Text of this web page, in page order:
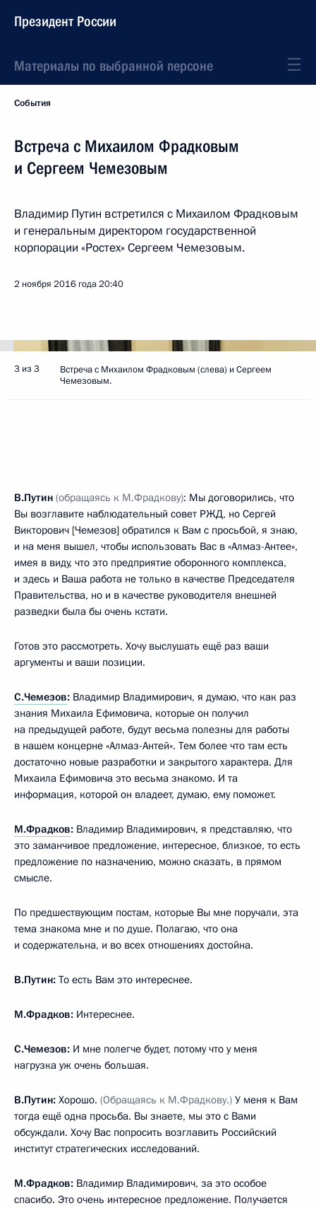
Президент России
Материалы по выбранной персоне
События
Встреча с Михаилом Фрадковым
и Сергеем Чемезовым
Владимир Путин встретился с Михаилом Фрадковым
и генеральным директором государственной
корпорации «Ростех» Сергеем Чемезовым.
2 ноября 2016 года20:40
3 из 3
Встреча с Михаилом Фрадковым (слева) и Сергеем
Чемезовым.
В.Путин (обращаясь к М.Фрадкову): Мы договорились, что
Вы возглавите наблюдательный совет РЖД, но Сергей
Викторович [Чемезов] обратился к Вам с просьбой, я знаю,
и на меня вышел, чтобы использовать Вас в «Алмаз-Антее»,
имея в виду, что это предприятие оборонного комплекса,
и здесь и Ваша работа не только в качестве Председателя
Правительства, но и в качестве руководителя внешней
разведки была бы очень кстати.
Готов это рассмотреть. Хочу выслушать ещё раз ваши
аргументы и ваши позиции.
С.Чемезов: Владимир Владимирович, я думаю, что как раз
знания Михаила Ефимовича, которые он получил
на предыдущей работе, будут весьма полезны для работы
в нашем концерне «Алмаз-Антей». Тем более что там есть
достаточно новые разработки и закрытого характера. Для
Михаила Ефимовича это весьма знакомо. И та
информация, которой он владеет, думаю, ему поможет.
М.Фрадков: Владимир Владимирович, я представляю, что
это заманчивое предложение, интересное, близкое, то есть
предложение по назначению, можно сказать, в прямом
смысле.
По предшествующим постам, которые Вы мне поручали, эта
тема знакома мне и по душе. Полагаю, что она
и содержательна, и во всех отношениях достойна.
В.Путин: То есть Вам это интереснее.
М.Фрадков: Интереснее.
С.Чемезов: И мне полегче будет, потому что у меня
нагрузка уж очень большая.
В.Путин: Хорошо. (Обращаясь к М.Фрадкову.) У меня к Вам
тогда ещё одна просьба. Вы знаете, мы это с Вами
обсуждали. Хочу Вас попросить возглавить Российский
институт стратегических исследований.
М.Фрадков: Владимир Владимирович, за это особое
спасибо. Это очень интересное предложение. Получается